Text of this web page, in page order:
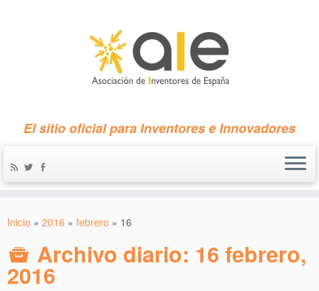
El sitio oficial para Inventores e Innovadores
Inicio » 2016 » febrero » 16
Archivo diario: 16 febrero,
2016